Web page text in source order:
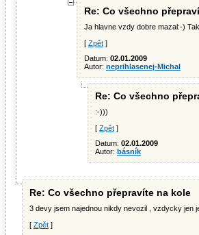
Re: Co všechno
Ja hlavne vzdy dobre mazal:-)
[ Zpět ]
Datum: 02.01.2009
Autor: neprihlasenej-Michal
Re: Co všechno
:-)))
[ Zpět ]
Datum: 02.01.2009
Autor: básník
Re: Co všechno přepravíte na kole
3 devy jsem najednou nikdy nevozil , vzdycky jen
[ Zpět ]